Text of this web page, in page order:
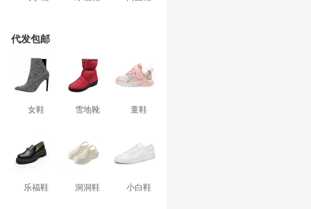
代发包邮
女鞋 雪地靴 童鞋
乐福鞋 洞洞鞋 小白鞋